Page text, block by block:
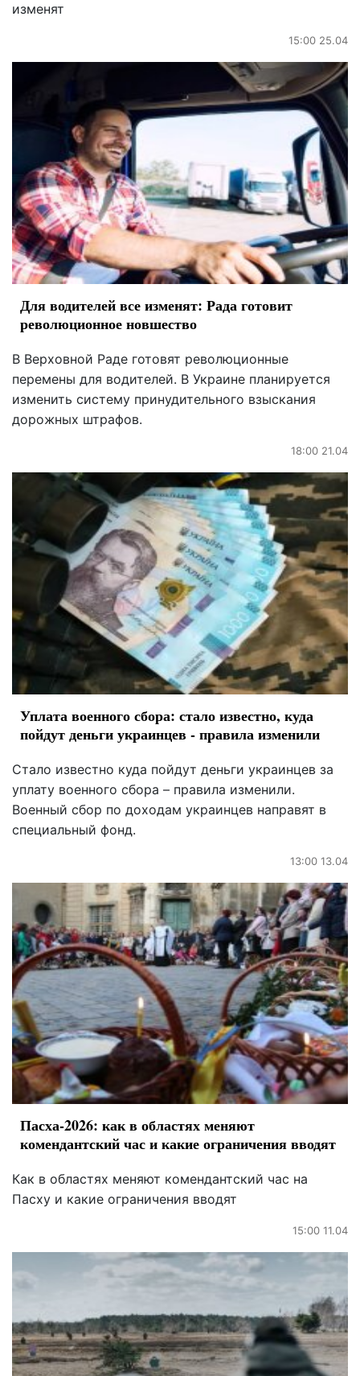
изменят
15:00 25.04
Для водителей все изменят: Рада готовит
революционное новшество
В Верховной Раде готовят революционные
перемены для водителей. В Украине планируется
изменить систему принудительного взыскания
дорожных штрафов.
18:00 21.04
Уплата военного сбора: стало известно, куда
пойдут деньги украинцев - правила изменили
Стало известно куда пойдут деньги украинцев за
уплату военного сбора – правила изменили.
Военный сбор по доходам украинцев направят в
специальный фонд.
13:00 13.04
Пасха-2026: как в областях меняют
комендантский час и какие ограничения вводят
Как в областях меняют комендантский час на
Пасху и какие ограничения вводят
15:00 11.04